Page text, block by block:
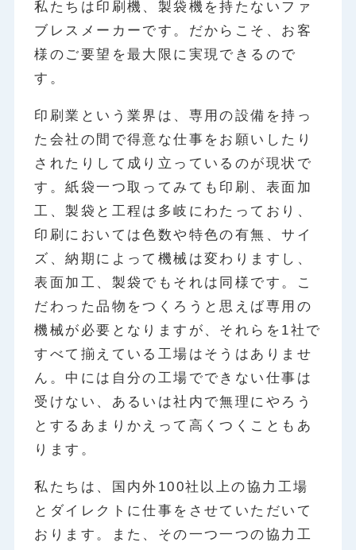
私たちは印刷機、製袋機を持たないファ
ブレスメーカーです。だからこそ、お客
様のご要望を最大限に実現できるので
す。
印刷業という業界は、専用の設備を持っ
た会社の間で得意な仕事をお願いしたり
されたりして成り立っているのが現状で
す。紙袋一つ取ってみても印刷、表面加
工、製袋と工程は多岐にわたっており、
印刷においては色数や特色の有無、サイ
ズ、納期によって機械は変わりますし、
表面加工、製袋でもそれは同様です。こ
だわった品物をつくろうと思えば専用の
機械が必要となりますが、それらを1社で
すべて揃えている工場はそうはありませ
ん。中には自分の工場でできない仕事は
受けない、あるいは社内で無理にやろう
とするあまりかえって高くつくこともあ
ります。
私たちは、国内外100社以上の協力工場
とダイレクトに仕事をさせていただいて
おります。また、その一つ一つの協力工